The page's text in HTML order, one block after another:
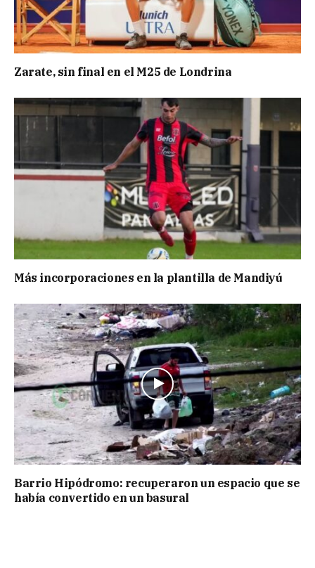
Zarate, sin final en el M25 de Londrina
Más incorporaciones en la plantilla de Mandiyú
Barrio Hipódromo: recuperaron un espacio que se
había convertido en un basural